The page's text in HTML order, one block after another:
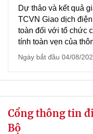
Địa chỉ: Ban Biên tập
Điện thoại: 024 3936 9506
Email:
stc@mst.gov.vn
©2026 Bản quyền thuộc
(Ghi rõ nguồn "https://
website này)
Dự thảo và kết quả
TCVN Giao dịch
toàn đối với tổ chức
tính toàn vẹn của
Ngày bắt đầu 04/08/
Cổng thông tin
Bộ